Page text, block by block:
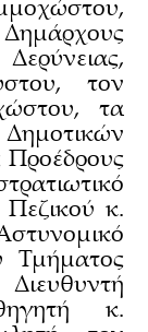
τον
τα
Προέδρους
κ.
Τμήματος
κ.